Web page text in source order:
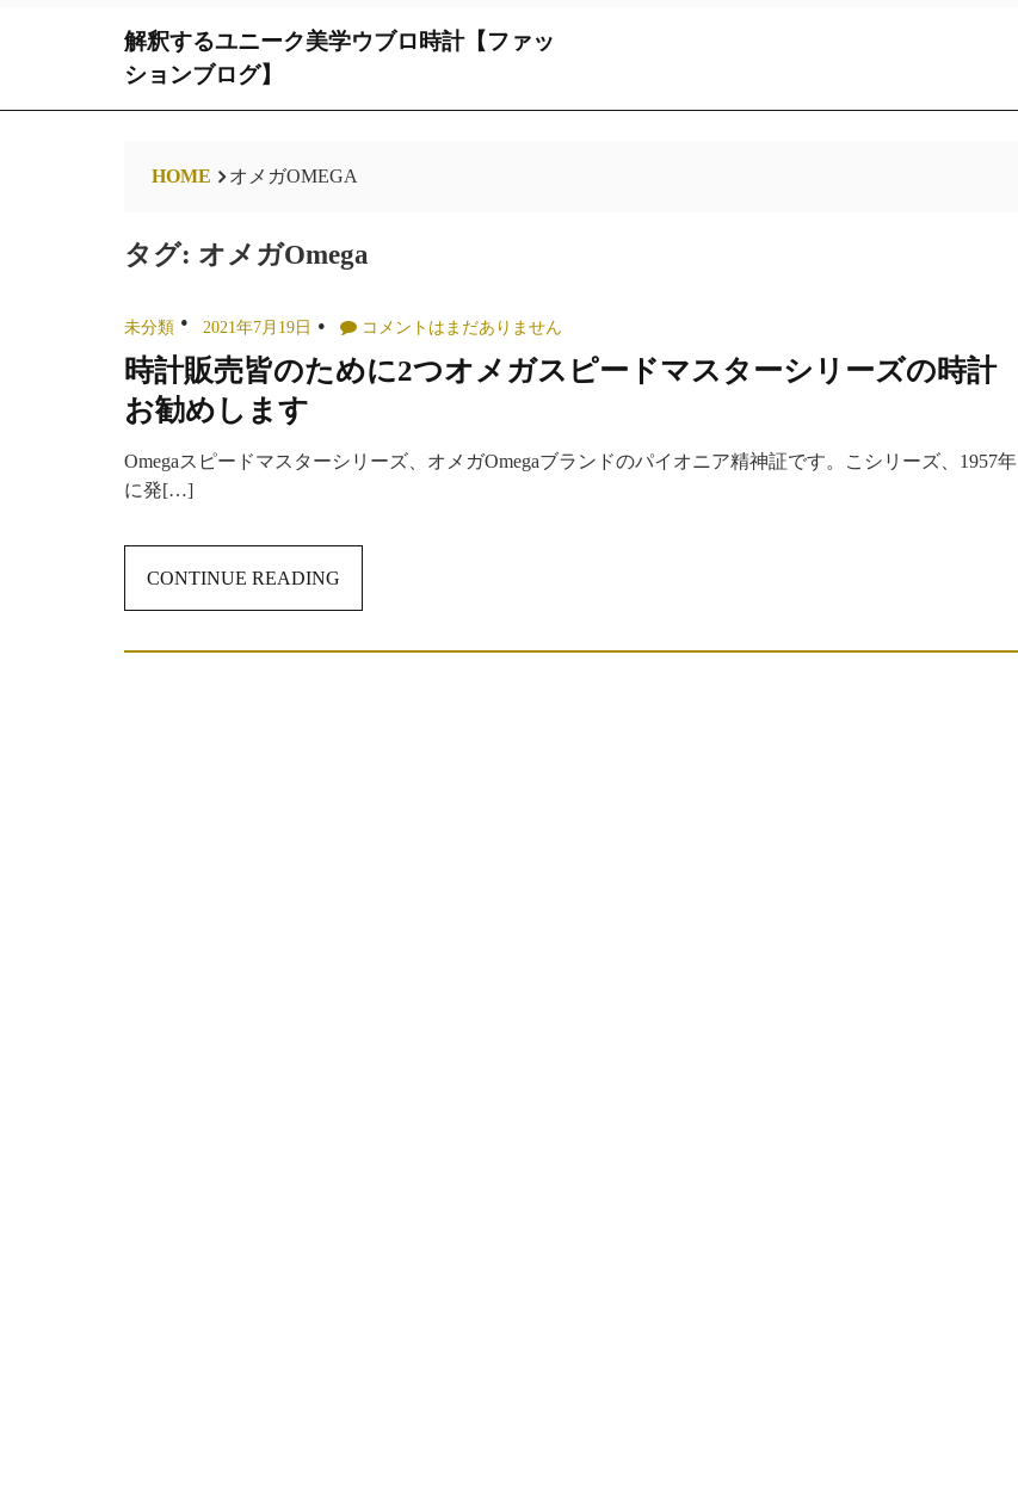
解釈するユニーク美学ウブロ時計【ファッ
ションブログ】
HOME オメガOMEGA
タグ: オメガOmega
未分類 2021年7月19日 コメントはまだありません
時計販売皆のために2つオメガスピードマスターシリーズの時計
お勧めします
Omegaスピードマスターシリーズ、オメガOmegaブランドのパイオニア精神証です。こシリーズ、1957年
に発[…]
CONTINUE READING